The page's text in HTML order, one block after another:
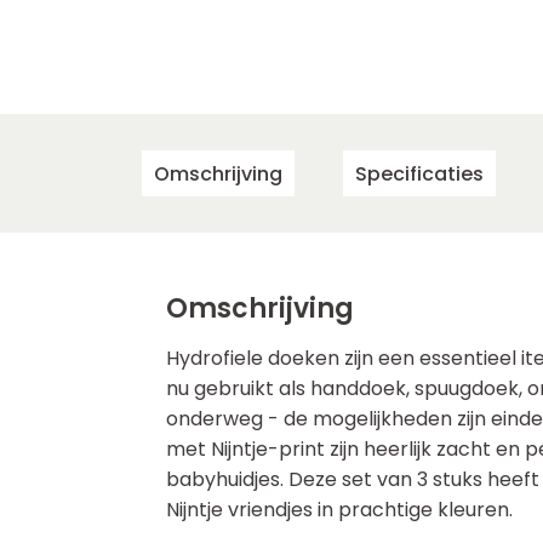
Omschrijving Specificaties
Omschrijving
Hydrofiele doeken zijn een essentieel
nu gebruikt als handdoek, spuugdoek,
onderweg - de mogelijkheden zijn
met Nijntje-print zijn heerlijk zacht en
babyhuidjes. Deze set van 3 stuks
Nijntje vriendjes in prachtige kleuren.